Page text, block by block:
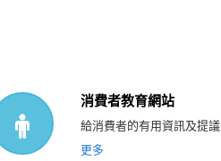
消費者教育網站
給消費者的有用資訊及提議
更多